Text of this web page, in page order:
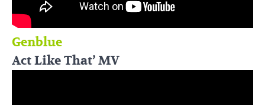
Genblue
Act Like That’ MV